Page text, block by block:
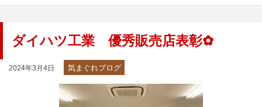
ダイハツ工業 優秀販売店表彰✿
2024年3月4日 気まぐれブログ